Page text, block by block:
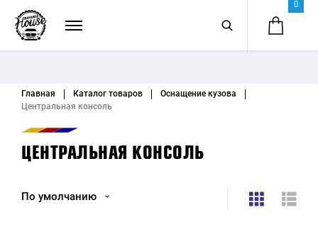
0
Главная Каталог товаров
Оснащение кузова
Центральная консоль
ЦЕНТРАЛЬНАЯ КОНСОЛЬ
По умолчанию